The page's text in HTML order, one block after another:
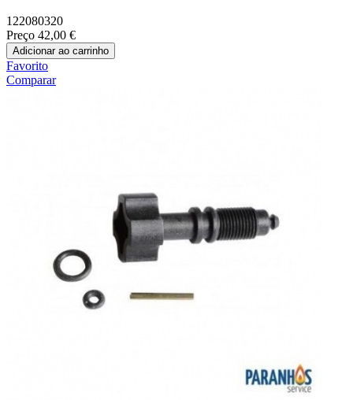
122080320
Preço 42,00 €
Adicionar ao carrinho
Favorito
Comparar